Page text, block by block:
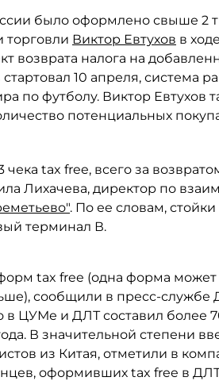
было оформлено свыше 2
Виктор Евтухов в
возврата налога на
10 апреля, система
по футболу. Виктор Евтухов
потенциальных
tax free, всего за
Лихачева, директор по
. По ее словам,
терминал В.
tax free (одна форма может
сообщили в пресс-службе
в ЦУМе и ДЛТ составил более
В значительной степени
из Китая, отметили в
оформивших tax free в